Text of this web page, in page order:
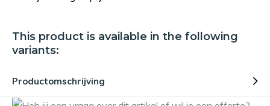
This product is available in the following
variants:
Productomschrijving